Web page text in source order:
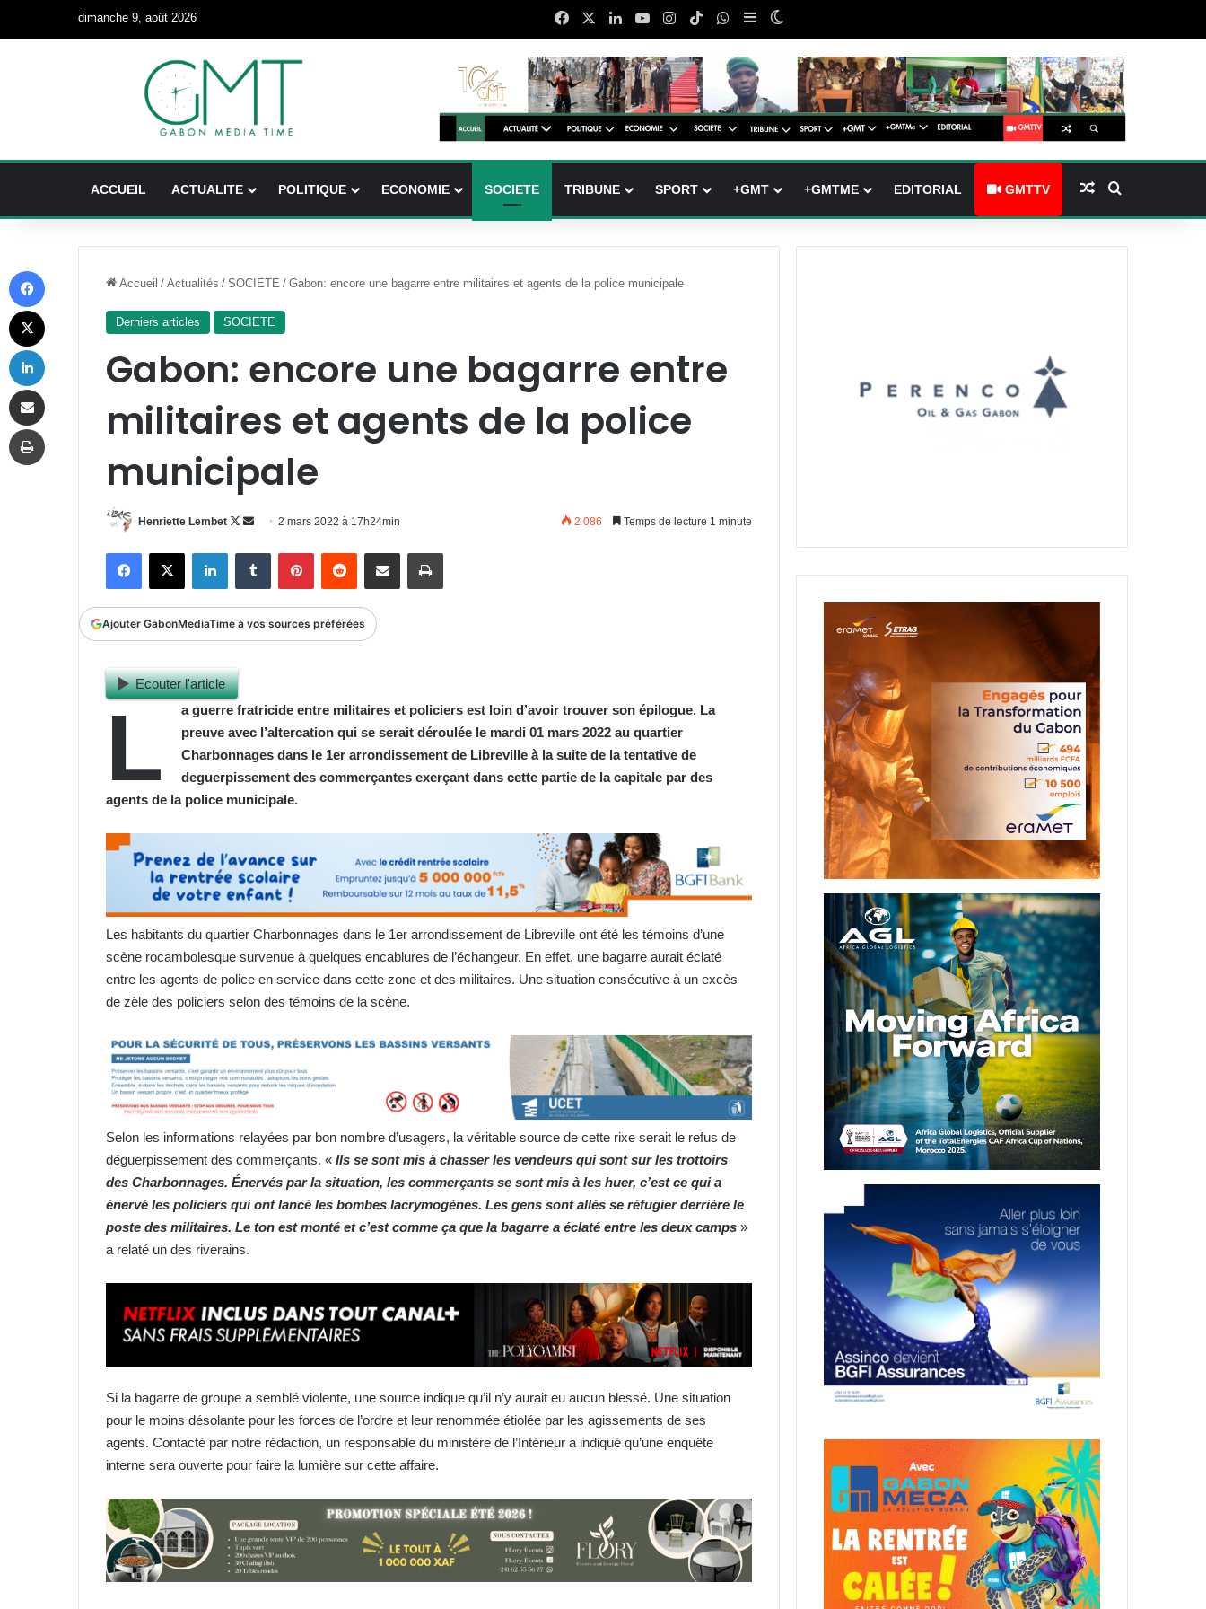
dimanche 9, août 2026 FacebookLinkedinYouTubeInstagram
TikTokWhatsApp
Sidebar (barre latérale)
Switch skin
ACCUEIL ACTUALITE POLITIQUE ECONOMIE SOCIETE TRIBUNE SPORT +GMT +GMTME EDITORIAL GMTTV Article Aléatoire
Accueil / Actualités / SOCIETE / Gabon: encore une bagarre entre militaires et agents de la police municipale
Derniers articles SOCIETE
Gabon: encore une bagarre entre
militaires et agents de la police
municipale
Henriette Lembet
Follow
Envoyer
courriel
2 mars 2022 à 17h24min 2 086 Temps de lecture 1 minute
FacebookX LinkedinTumblr PinterestReddit Partager par email Imprimer
Ajouter GabonMediaTime à vos sources préférées
Ecouter l'article
L a guerre fratricide entre militaires et policiers est loin d’avoir trouver son épilogue. La
preuve avec l’altercation qui se serait déroulée le mardi 01 mars 2022 au quartier
Charbonnages dans le 1er arrondissement de Libreville à la suite de la tentative de
deguerpissement des commerçantes exerçant dans cette partie de la capitale par des
agents de la police municipale.
Les habitants du quartier Charbonnages dans le 1er arrondissement de Libreville ont été les témoins d’une
scène rocambolesque survenue à quelques encablures de l’échangeur. En effet, une bagarre aurait éclaté
entre les agents de police en service dans cette zone et des militaires. Une situation consécutive à un excès
de zèle des policiers selon des témoins de la scène.
Selon les informations relayées par bon nombre d’usagers, la véritable source de cette rixe serait le refus de
déguerpissement des commerçants. « Ils se sont mis à chasser les vendeurs qui sont sur les trottoirs
des Charbonnages. Énervés par la situation, les commerçants se sont mis à les huer, c’est ce qui a
énervé les policiers qui ont lancé les bombes lacrymogènes. Les gens sont allés se réfugier derrière le
poste des militaires. Le ton est monté et c’est comme ça que la bagarre a éclaté entre les deux camps »
a relaté un des riverains.
Si la bagarre de groupe a semblé violente, une source indique qu’il n’y aurait eu aucun blessé. Une situation
pour le moins désolante pour les forces de l’ordre et leur renommée étiolée par les agissements de ses
agents. Contacté par notre rédaction, un responsable du ministère de l’Intérieur a indiqué qu’une enquête
interne sera ouverte pour faire la lumière sur cette affaire.
SOGARA
IST : les inscriptions au concours
d’entrée 2026-2027 ouvertes
jusqu’au 31 août